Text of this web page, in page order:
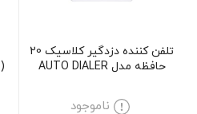
تلفن کننده دزدگیر کلاسیک 20
حافظه مدل AUTO DIALER
ناموجود
(Sky vision) مدل SV- G6430